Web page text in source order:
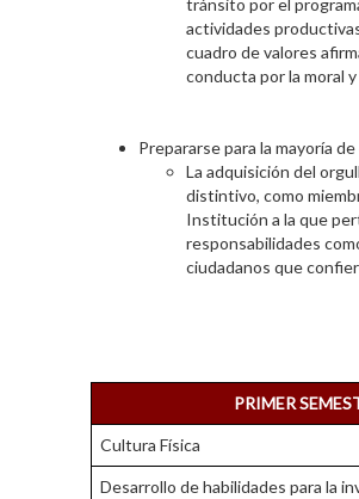
tránsito por el
actividades
cuadro de valores
conducta por la moral
Prepararse para la mayoría
La adquisición del
distintivo, como
Institución a la que
responsabilidades
ciudadanos que
PRIMER
Cultura Física
Desarrollo de habilidades para la